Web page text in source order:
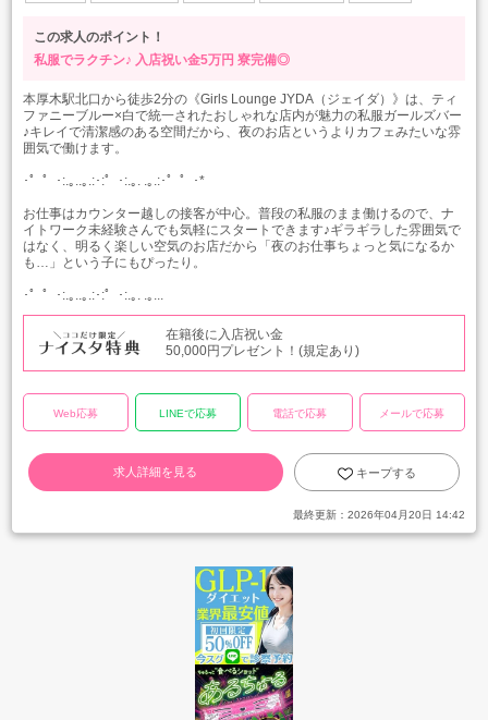
この求人のポイント！
私服でラクチン♪ 入店祝い金5万円 寮完備◎
本厚木駅北口から徒歩2分の《Girls Lounge JYDA（ジェイダ）》は、ティ
ファニーブルー×白で統一されたおしゃれな店内が魅力の私服ガールズバー
♪キレイで清潔感のある空間だから、夜のお店というよりカフェみたいな雰
囲気で働けます。
･゜゜･:.｡..｡.:･:゜･:.｡. .｡.:･゜゜･*
お仕事はカウンター越しの接客が中心。普段の私服のまま働けるので、ナ
イトワーク未経験さんでも気軽にスタートできます♪ギラギラした雰囲気で
はなく、明るく楽しい空気のお店だから「夜のお仕事ちょっと気になるか
も…」という子にもぴったり。
･゜゜･:.｡..｡.:･:゜･:.｡. .｡...
在籍後に入店祝い金
50,000円プレゼント！(規定あり)
Web応募 LINEで応募 電話で応募 メールで応募
求人詳細を見る キープする
最終更新： 2026年04月20日 14:42